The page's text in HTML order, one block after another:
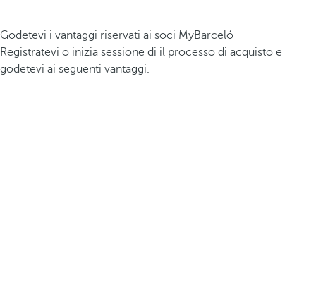
Godetevi i vantaggi riservati ai soci MyBarceló
Registratevi o inizia sessione di il processo di acquisto e
godetevi ai seguenti vantaggi.